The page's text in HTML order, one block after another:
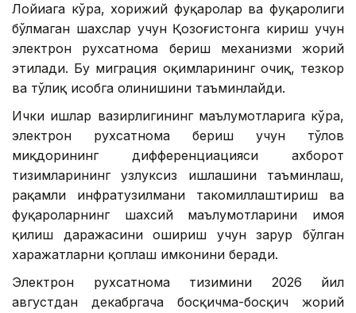
Лойиҳага кўра, хорижий фуқаролар ва фуқаролиги
бўлмаган шахслар учун Қозоғистонга кириш учун
электрон рухсатнома бериш механизми жорий
этилади. Бу миграция оқимларининг очиқ, тезкор
ва тўлиқ ҳисобга олинишини таъминлайди.
Ички ишлар вазирлигининг маълумотларига кўра,
электрон рухсатнома бериш учун тўлов
миқдорининг дифференциацияси ахборот
тизимларининг узлуксиз ишлашини таъминлаш,
рақамли инфратузилмани такомиллаштириш ва
фуқароларнинг шахсий маълумотларини ҳимоя
қилиш даражасини ошириш учун зарур бўлган
харажатларни қоплаш имконини беради.
Электрон рухсатнома тизимини 2026 йил
августдан декабргача босқичма-босқич жорий